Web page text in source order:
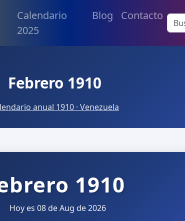
Calendario
2025
Blog Contacto
Febrero 1910
anual 1910 · Venezuela
1910
Hoy es 08 de Aug de 2026